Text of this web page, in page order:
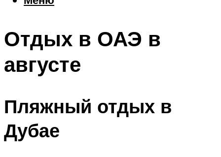
Шоппинг
Что посетить
Отдых в ОАЭ в
августе
Пляжный отдых в
Дубае